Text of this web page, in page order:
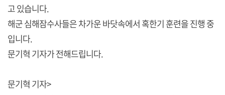
고 있습니다.
해군 심해잠수사들은 차가운 바닷속에서 혹한기 훈련을 진행 중
입니다.
문기혁 기자가 전해드립니다.
문기혁 기자>